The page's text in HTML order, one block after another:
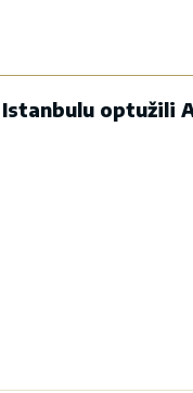
optužili